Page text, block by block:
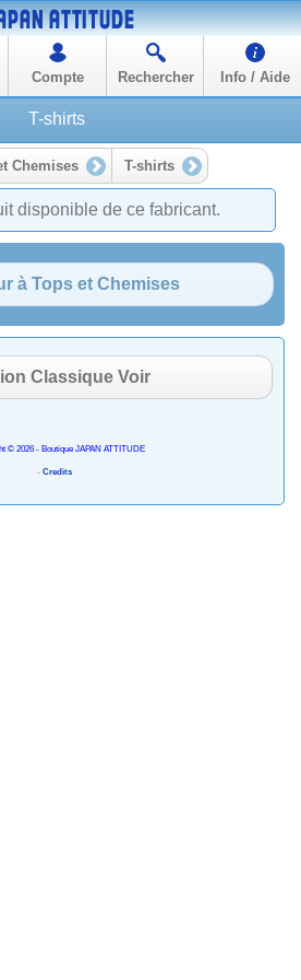
Compte Rechercher Info / Aide
T-shirts
Chemises T-shirts
disponible de ce fabricant.
à Tops et Chemises
Classique Voir
© 2026 - Boutique JAPAN ATTITUDE
- Credits